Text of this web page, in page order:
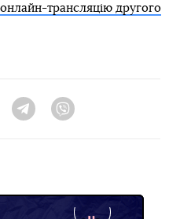
онлайн-трансляцію другого
Twitter Telegram